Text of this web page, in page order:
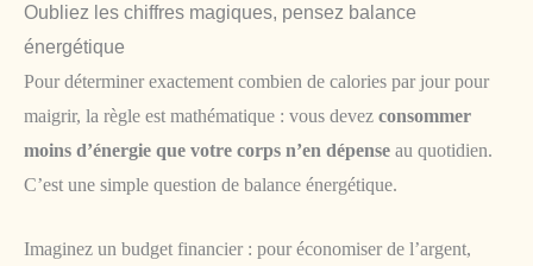
Oubliez les chiffres magiques, pensez balance
énergétique
Pour déterminer exactement combien de calories par jour pour
maigrir, la règle est mathématique : vous devez consommer
moins d’énergie que votre corps n’en dépense au quotidien.
C’est une simple question de balance énergétique.
Imaginez un budget financier : pour économiser de l’argent,